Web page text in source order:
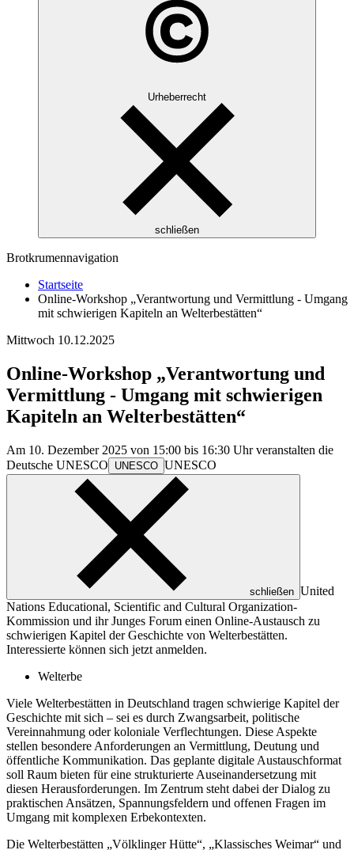
Urheberrecht
schließen
Brotkrumennavigation
Startseite
Online-Workshop „Verantwortung und Vermittlung - Umgang
mit schwierigen Kapiteln an Welterbestätten“
Mittwoch 10.12.2025
Online-Workshop „Verantwortung und
Vermittlung - Umgang mit schwierigen
Kapiteln an Welterbestätten“
Am 10. Dezember 2025 von 15:00 bis 16:30 Uhr veranstalten die
Deutsche UNESCO UNESCO UNESCO
schließen United
Nations Educational, Scientific and Cultural Organization-
Kommission und ihr Junges Forum einen Online-Austausch zu
schwierigen Kapitel der Geschichte von Welterbestätten.
Interessierte können sich jetzt anmelden.
Welterbe
Viele Welterbestätten in Deutschland tragen schwierige Kapitel der
Geschichte mit sich – sei es durch Zwangsarbeit, politische
Vereinnahmung oder koloniale Verflechtungen. Diese Aspekte
stellen besondere Anforderungen an Vermittlung, Deutung und
öffentliche Kommunikation. Das geplante digitale Austauschformat
soll Raum bieten für eine strukturierte Auseinandersetzung mit
diesen Herausforderungen. Im Zentrum steht dabei der Dialog zu
praktischen Ansätzen, Spannungsfeldern und offenen Fragen im
Umgang mit komplexen Erbekontexten.
Die Welterbestätten „Völklinger Hütte“, „Klassisches Weimar“ und